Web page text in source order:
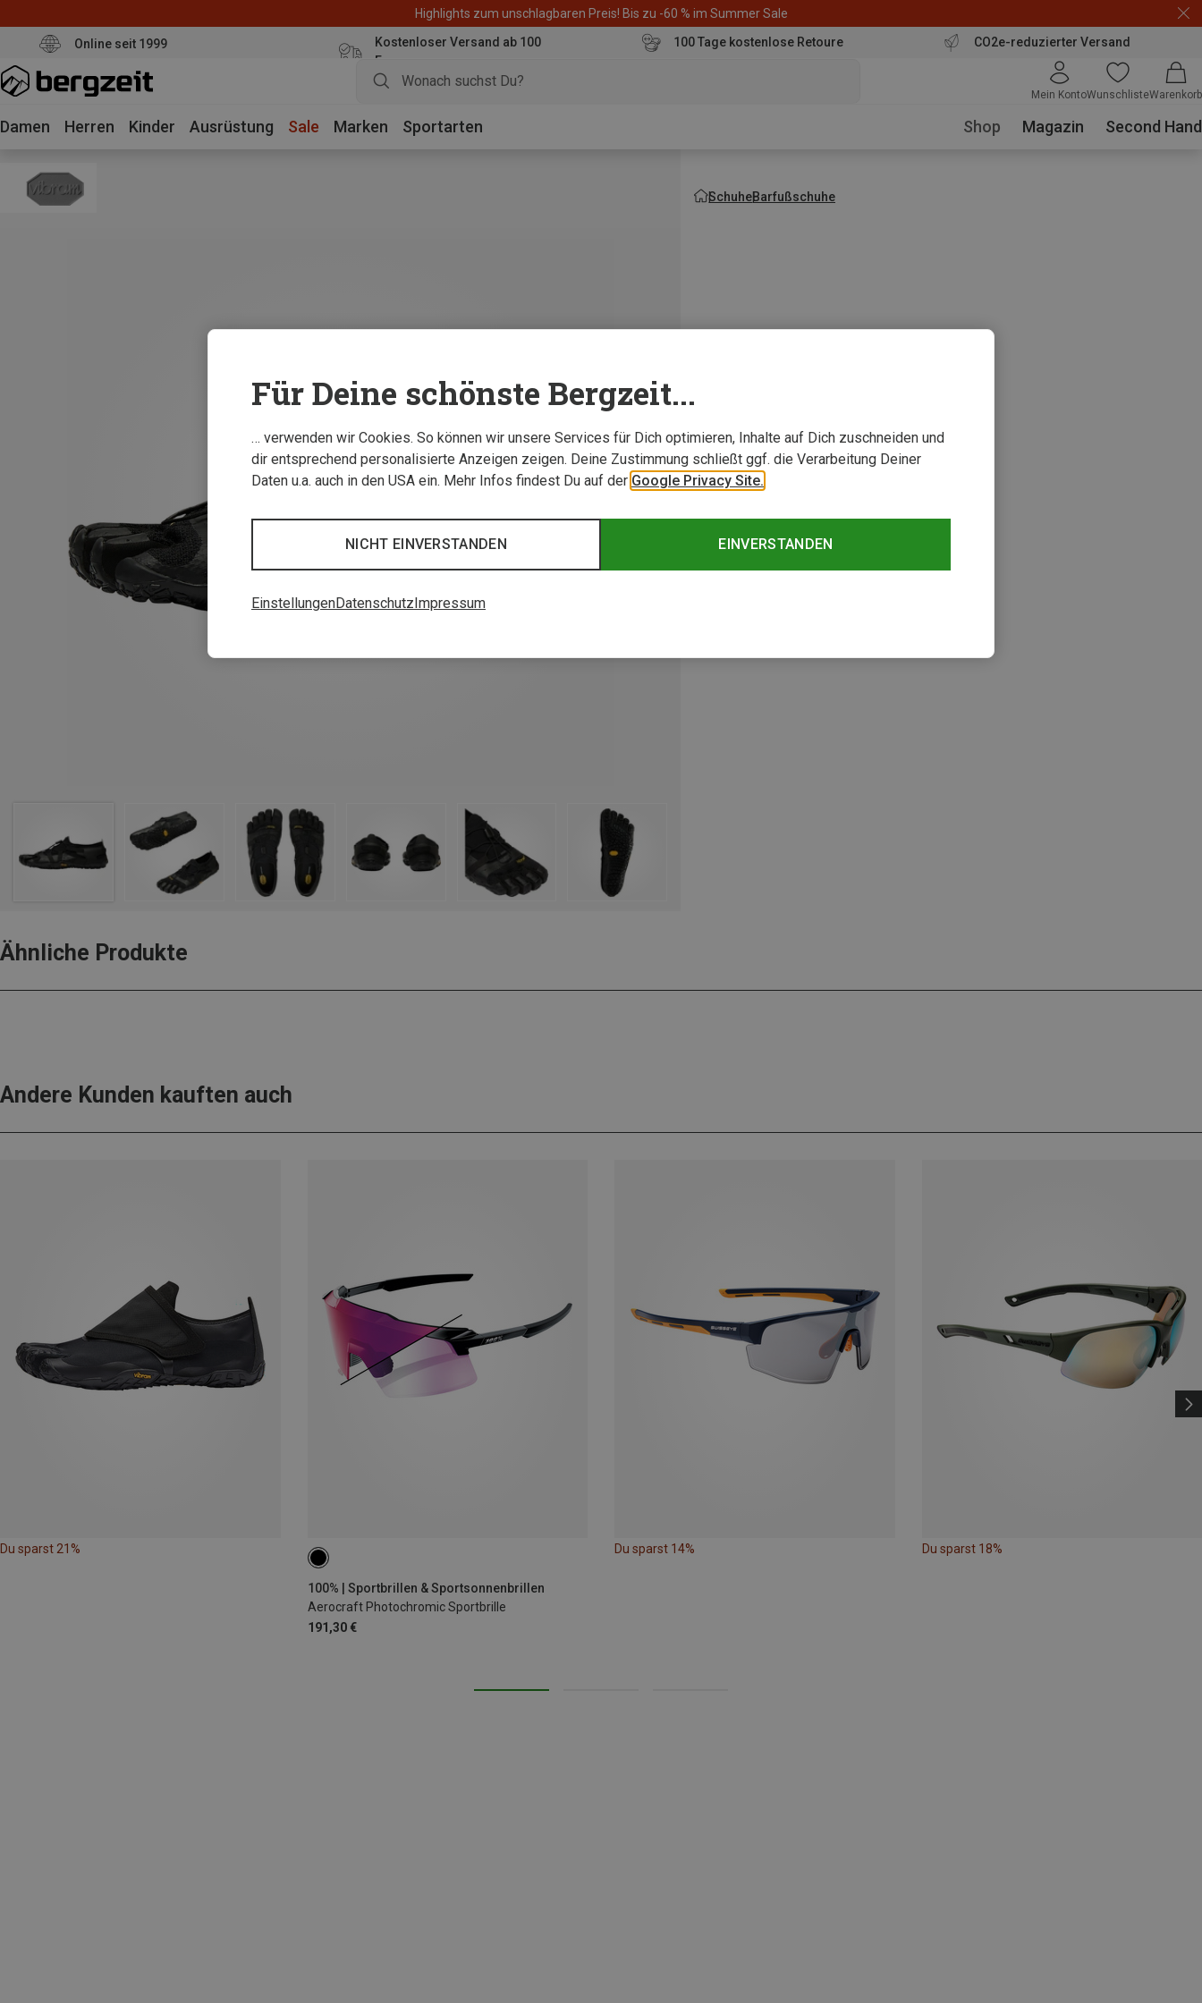
Highlights zum unschlagbaren Preis! Bis zu -60 % im Summer Sale
Online seit 1999
Kostenloser Versand ab 100
Euro
100 Tage kostenlose Retoure CO2e-reduzierter Versand
Mein KontoWunschlisteWarenkorb
Damen Herren Kinder Ausrüstung Sale Marken Sportarten Shop Magazin Second Hand
SchuheBarfußschuhe
Ähnliche Produkte
Andere Kunden kauften auch
Du sparst 21%
100% | Sportbrillen & Sportsonnenbrillen
Aerocraft Photochromic Sportbrille
191,30 €
Du sparst 14% Du sparst 18%
Für Deine schönste Bergzeit...
… verwenden wir Cookies. So können wir unsere Services für Dich optimieren, Inhalte auf Dich zuschneiden und
dir entsprechend personalisierte Anzeigen zeigen. Deine Zustimmung schließt ggf. die Verarbeitung Deiner
Daten u.a. auch in den USA ein. Mehr Infos findest Du auf der Google Privacy Site.
EINVERSTANDEN
NICHT EINVERSTANDEN
EinstellungenDatenschutz Impressum